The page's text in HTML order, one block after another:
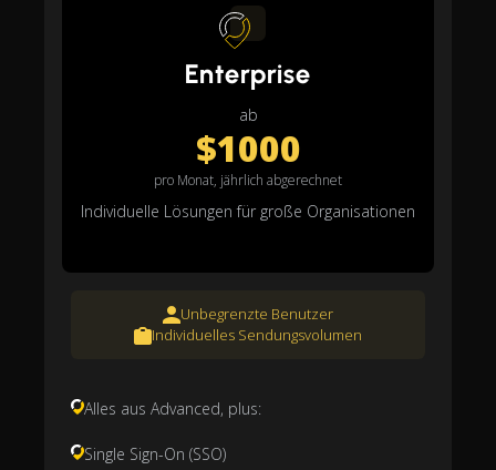
Enterprise
ab
$1000
pro Monat, jährlich abgerechnet
Individuelle Lösungen für große Organisationen
Unbegrenzte Benutzer
Individuelles Sendungsvolumen
Alles aus Advanced, plus:
Single Sign-On (SSO)